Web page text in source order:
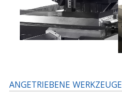
ANGETRIEBENE WERKZEUGE